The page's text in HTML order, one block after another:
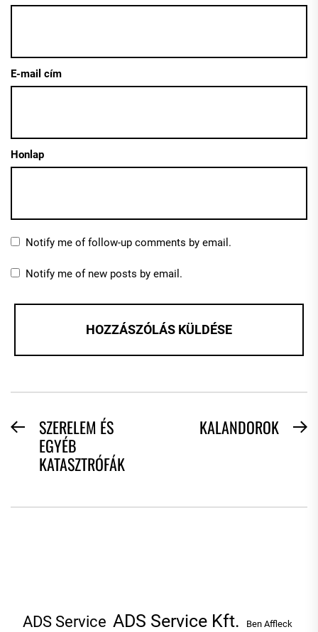
E-mail cím
Honlap
Notify me of follow-up comments by email.
Notify me of new posts by email.
BEJEGYZÉS
NAVIGÁCIÓ
PreviousSZERELEM ÉS
EGYÉB
KATASZTRÓFÁK
KALANDOROK
ADS Service ADS Service Kft. Ben Affleck